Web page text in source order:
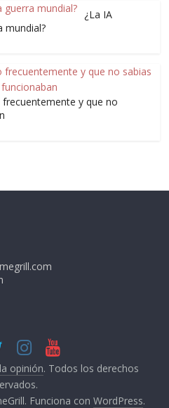
¿La IA
mundial?
y que no
opinión. Todos los derechos
Funciona conWordPress.